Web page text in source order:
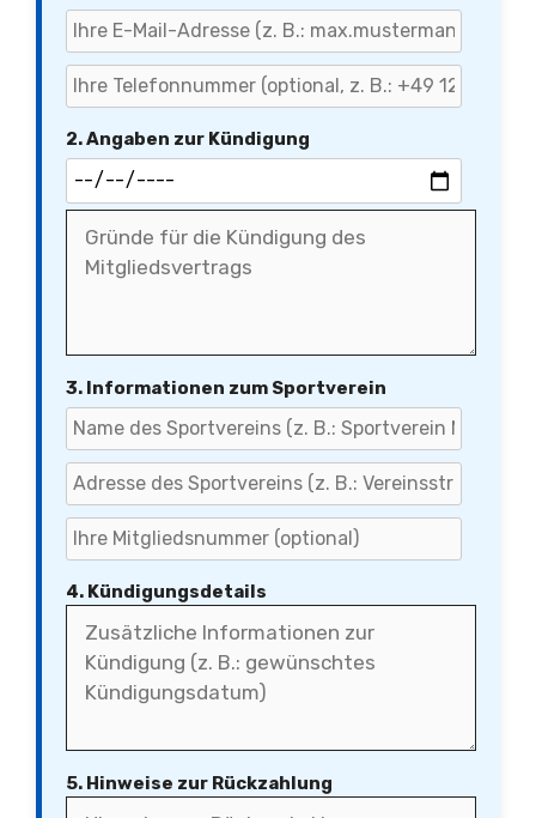
2. Angaben zur Kündigung
3. Informationen zum Sportverein
4. Kündigungsdetails
5. Hinweise zur Rückzahlung